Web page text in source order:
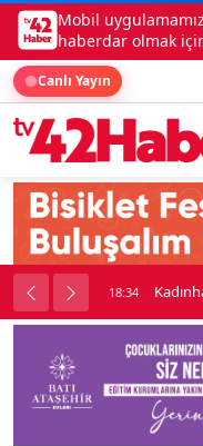
Mobil
haberdar olmak
Canlı Yayın
soygun 18:34